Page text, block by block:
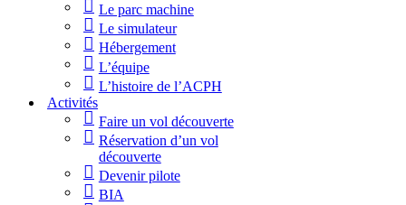
Le parc machine
Le simulateur
Hébergement
L’équipe
L’histoire de l’ACPH
Activités
Faire un vol découverte
Réservation d’un vol
découverte
Devenir pilote
BIA